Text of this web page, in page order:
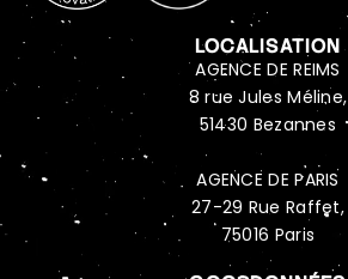
LOCALISATION
AGENCE DE REIMS
8 rue Jules Méline,
51430 Bezannes
AGENCE DE PARIS
27-29 Rue Raffet,
75016 Paris